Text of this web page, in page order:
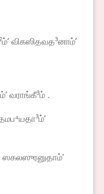
விகஸிதவத³னாம்ʼ
வராங்கீ³ம் .
ஸகலஸுரனுதாம்ʼ